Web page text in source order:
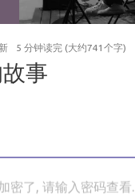
5 分钟读完 (大约741个字)
事
密了, 请输入密码查看.